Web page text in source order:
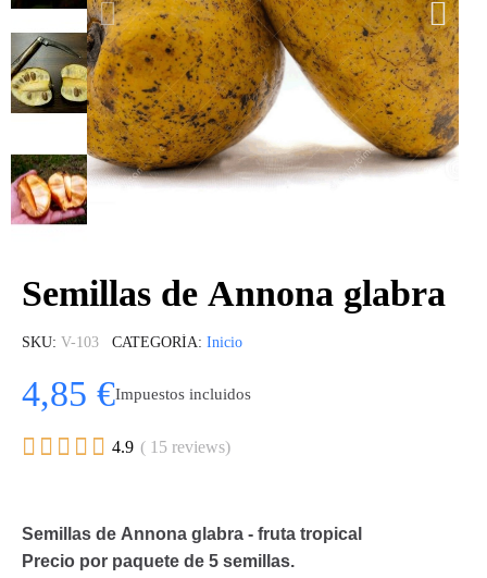
Semillas de Annona glabra
SKU V-103 CATEGORÍA Inicio
4,85 €Impuestos incluidos
     4.9 ( 15 reviews)
Semillas de Annona glabra - fruta tropical
Precio por paquete de 5 semillas.